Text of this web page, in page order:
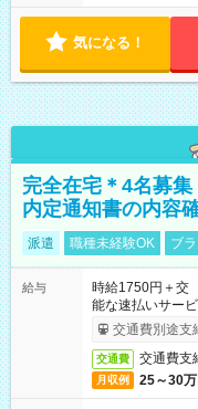
気になる！
完全在宅＊4名募集
内定通知書の内容
派遣 職種未経験OK ブ
給与
時給1750円＋
能な速払いサー
交通費別途支
交通費 交通費支
月収例 25～30万